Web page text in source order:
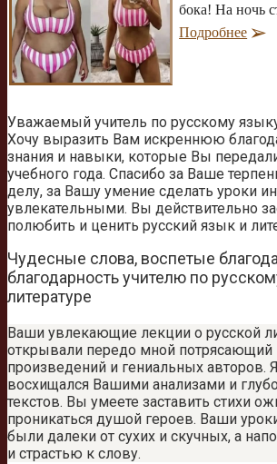
бока! На ночь
Подробнее
Уважаемый учитель по русскому
Хочу выразить Вам искреннюю
знания и навыки, которые Вы
учебного года. Спасибо за Ваше
делу, за Вашу умение сделать уроки
увлекательными. Вы действительно
полюбить и ценить русский язык и
Чудесные слова, воспетые
благодарность учителю по
литературе
Ваши увлекающие лекции о русской
открывали передо мной потрясающий
произведений и гениальных авторов.
восхищался Вашими анализами и
текстов. Вы умеете заставить стихи
проникаться душой героев. Ваши
были далеки от сухих и скучных, а
и страстью к слову.